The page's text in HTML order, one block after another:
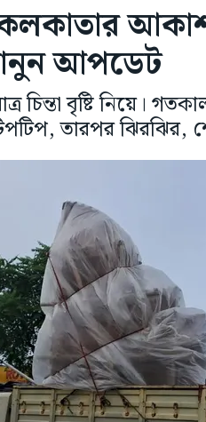
আকাশ,
আপডেট
বৃষ্টি নিয়ে।
তারপর